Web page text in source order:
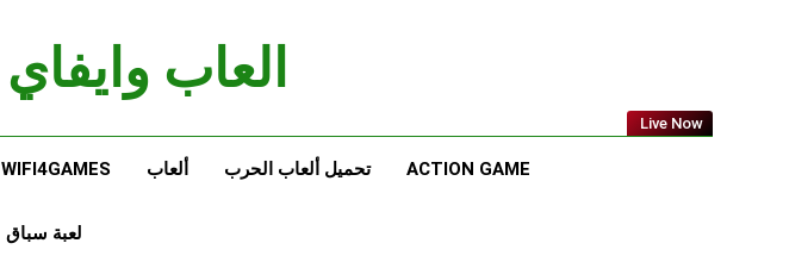
العاب وايفاي WIFI4Games
Live Now
ACTION GAME تحميل ألعاب الحرب ألعاب WIFI4GAMES العاب وايفاي
لعبة سباق